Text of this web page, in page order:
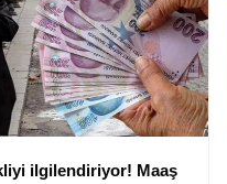
ilgilendiriyor! Maaş